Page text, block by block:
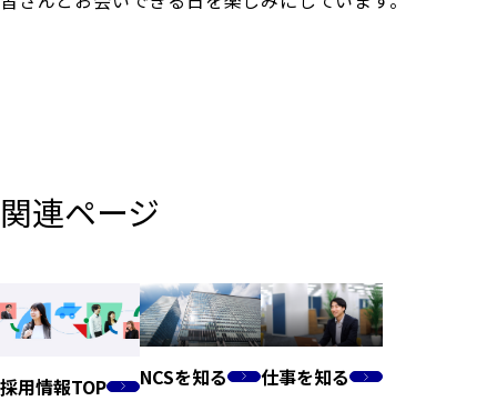
関連ページ
採用情報TOP NCSを知る 仕事を知る